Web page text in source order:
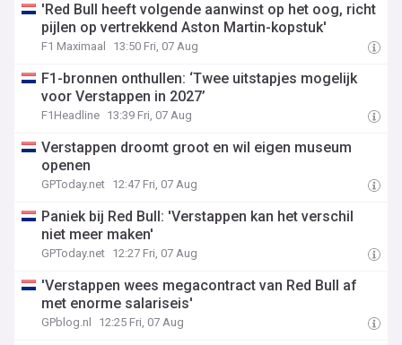
'Red Bull heeft volgende aanwinst op het oog, richt
pijlen op vertrekkend Aston Martin-kopstuk'
F1 Maximaal 13:50 Fri, 07 Aug
F1-bronnen onthullen: ‘Twee uitstapjes mogelijk
voor Verstappen in 2027’
F1Headline 13:39 Fri, 07 Aug
Verstappen droomt groot en wil eigen museum
openen
GPToday.net 12:47 Fri, 07 Aug
Paniek bij Red Bull: 'Verstappen kan het verschil
niet meer maken'
GPToday.net 12:27 Fri, 07 Aug
'Verstappen wees megacontract van Red Bull af
met enorme salariseis'
GPblog.nl 12:25 Fri, 07 Aug